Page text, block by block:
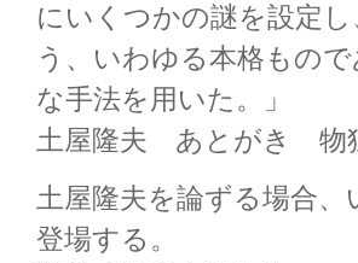
にいくつかの謎を設定
う、いわゆる本格もの
な手法を用いた。」
土屋隆夫 あとがき 物
土屋隆夫を論ずる場合
登場する。